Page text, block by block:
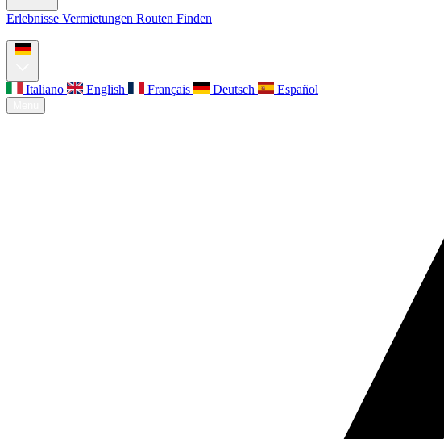
Erlebnisse Vermietungen Routen Finden
Italiano English Français Deutsch Español